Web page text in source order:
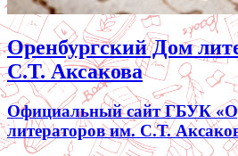
Оренбургский Дом
С.Т. Аксакова
Официальный сайт ГБУК
литераторов им. С.Т.